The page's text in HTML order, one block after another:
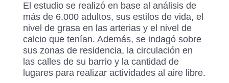
El estudio se realizó en base al análisis de
más de 6.000 adultos, sus estilos de vida, el
nivel de grasa en las arterias y el nivel de
calcio que tenían. Además, se indagó sobre
sus zonas de residencia, la circulación en
las calles de su barrio y la cantidad de
lugares para realizar actividades al aire libre.